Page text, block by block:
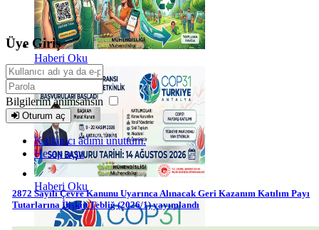
Haberi Oku
Haberi Oku
Üye Giriş
Bilgilerim anımsansın
Oturum aç
Kullanıcı adımı unuttum.
Hesap açın
2872 Sayılı Çevre Kanunu Uyarınca Alınacak Geri Kazanım Katılım Payı
Tutarlarına İlişkin Tebliğ (2026/1) yayımlandı